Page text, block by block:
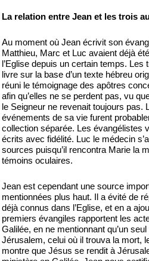
La relation entre Jean et les trois
Au moment où Jean écrivit son
Matthieu, Marc et Luc avaient déjà
l’Eglise depuis un certain temps.
livre sur la base d’un texte hébreu
réuni le témoignage des apôtres
afin qu’elles ne se perdent pas, vu
le Seigneur ne revenait toujours pas.
événements de sa vie furent
collection séparée. Les évangélistes
écrits avec fidélité. Luc le médecin
sources puisqu’il rencontra Marie la
témoins oculaires.
Jean est cependant une source
mentionnées plus haut. Il a évité de
déjà connus dans l’Eglise, et en a
premiers évangiles rapportent les
Galilée, en ne mentionnant qu’un
Jérusalem, celui où il trouva la mort,
montre que Jésus se rendit à